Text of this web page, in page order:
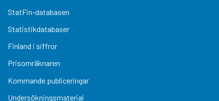
StatFin-databasen
Statistikdatabaser
Finland i siffror
Prisomräknaren
Kommande publiceringar
Undersökningsmaterial